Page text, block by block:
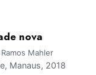
nova
Mahler
Manaus, 2018